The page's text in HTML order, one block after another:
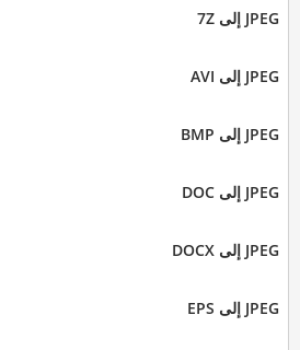
JPEG إلى 7Z
JPEG إلى AVI
JPEG إلى BMP
JPEG إلى DOC
JPEG إلى DOCX
JPEG إلى EPS